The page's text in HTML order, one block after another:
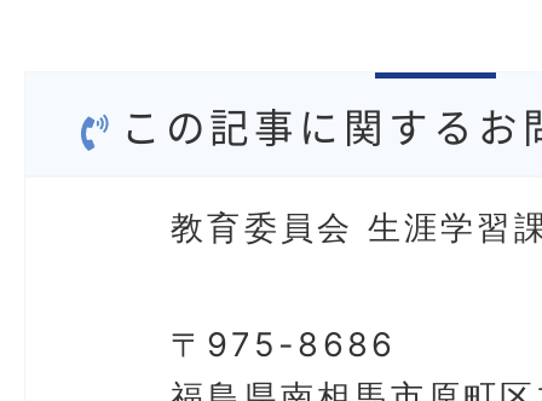
この記事に関するお
教育委員会 生涯学習
〒975-8686